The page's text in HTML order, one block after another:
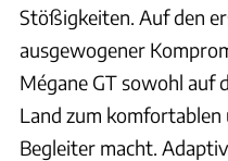
Stößigkeiten. Auf den
ausgewogener
Mégane GT sowohl auf
Land zum komfortablen
Begleiter macht.